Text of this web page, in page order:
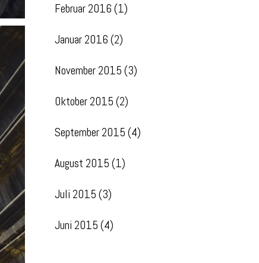
Februar 2016 (1)
Januar 2016 (2)
November 2015 (3)
Oktober 2015 (2)
September 2015 (4)
August 2015 (1)
Juli 2015 (3)
Juni 2015 (4)